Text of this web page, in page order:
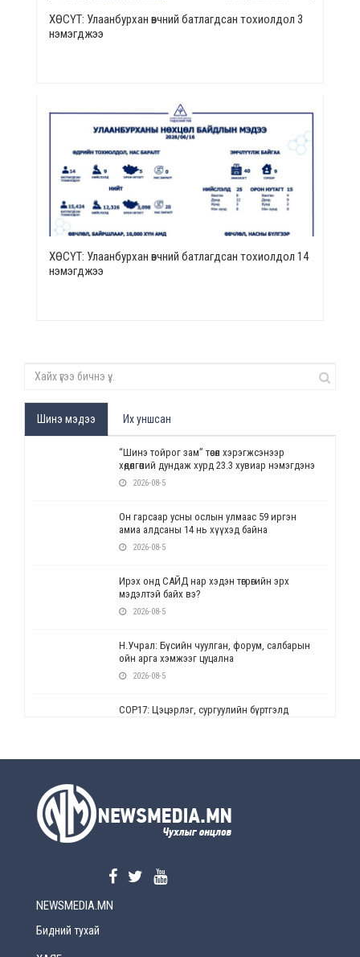
ХӨСҮТ: Улаанбурхан өвчний батлагдсан тохиолдол 3
нэмэгджээ
ХӨСҮТ: Улаанбурхан өвчний батлагдсан тохиолдол 14
нэмэгджээ
Шинэ мэдээ Их уншсан
“Шинэ тойрог зам” төсөл хэрэгжсэнээр
хөдөлгөөний дундаж хурд 23.3 хувиар нэмэгдэнэ
2026-08-5
Он гарсаар усны ослын улмаас 59 иргэн
амиа алдсаны 14 нь хүүхэд байна
2026-08-5
Ирэх онд САЙД нар хэдэн төгрөгийн эрх
мэдэлтэй байх вэ?
2026-08-5
Н.Учрал: Бүсийн чуулган, форум, салбарын
ойн арга хэмжээг цуцална
2026-08-5
СОР17: Цэцэрлэг, сургуулийн бүртгэлд
2026-08-5
2026-08-5
NEWSMEDIA.MN
Бидний тухай